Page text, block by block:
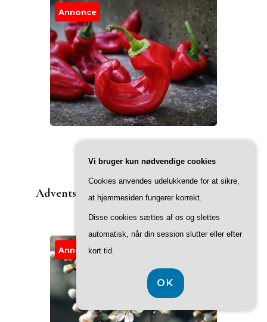
Annonce
Adventskransen & hvad den betyder for
Annonce
Vi bruger kun nødvendige cookies
Cookies anvendes udelukkende for at sikre,
at hjemmesiden fungerer korrekt.
Disse cookies sættes af os og slettes
automatisk, når din session slutter eller efter
kort tid.
OK